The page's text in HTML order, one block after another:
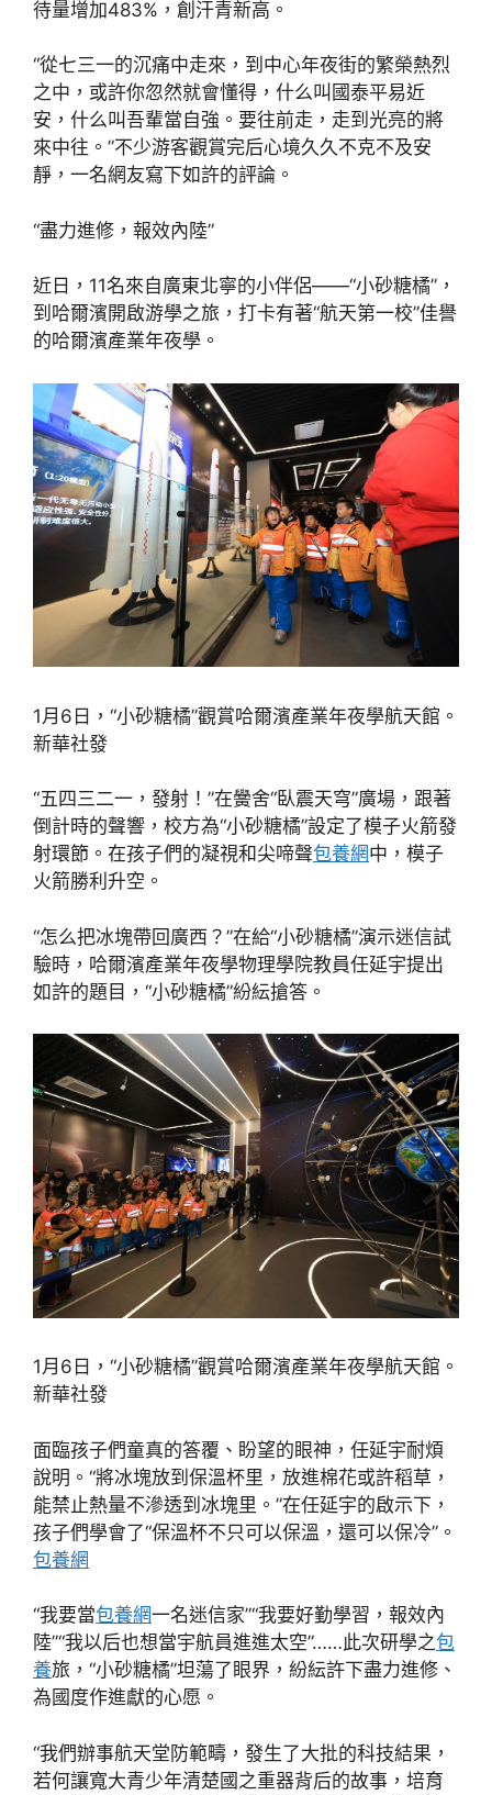
待量增加483%，創汗青新高。
“從七三一的沉痛中走來，到中心年夜街的繁榮熱烈
之中，或許你忽然就會懂得，什么叫國泰平易近
安，什么叫吾輩當自強。要往前走，走到光亮的將
來中往。”不少游客觀賞完后心境久久不克不及安
靜，一名網友寫下如許的評論。
“盡力進修，報效內陸”
近日，11名來自廣東北寧的小伴侶——“小砂糖橘”，
到哈爾濱開啟游學之旅，打卡有著“航天第一校”佳譽
的哈爾濱產業年夜學。
1月6日，“小砂糖橘”觀賞哈爾濱產業年夜學航天館。
新華社發
“五四三二一，發射！”在黌舍“臥震天穹”廣場，跟著
倒計時的聲響，校方為“小砂糖橘”設定了模子火箭發
射環節。在孩子們的凝視和尖啼聲包養網中，模子
火箭勝利升空。
“怎么把冰塊帶回廣西？”在給“小砂糖橘”演示迷信試
驗時，哈爾濱產業年夜學物理學院教員任延宇提出
如許的題目，“小砂糖橘”紛紜搶答。
1月6日，“小砂糖橘”觀賞哈爾濱產業年夜學航天館。
新華社發
面臨孩子們童真的答覆、盼望的眼神，任延宇耐煩
說明。“將冰塊放到保溫杯里，放進棉花或許稻草，
能禁止熱量不滲透到冰塊里。”在任延宇的啟示下，
孩子們學會了“保溫杯不只可以保溫，還可以保冷”。
包養網
“我要當包養網一名迷信家”“我要好勤學習，報效內
陸”“我以后也想當宇航員進進太空”……此次研學之包
養旅，“小砂糖橘”坦蕩了眼界，紛紜許下盡力進修、
為國度作進獻的心愿。
“我們辦事航天堂防範疇，發生了大批的科技結果，
若何讓寬大青少年清楚國之重器背后的故事，培育